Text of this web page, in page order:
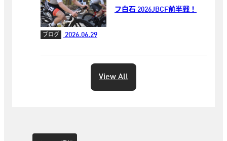
フ白石 2026JBCF前半戦！
ブログ 2026.06.29
View All